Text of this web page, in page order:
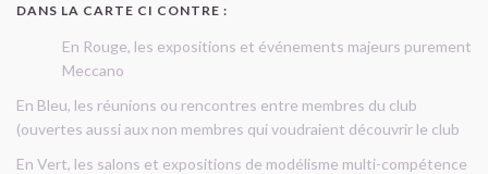
DANS LA CARTE CI CONTRE :
En Rouge, les expositions et événements majeurs purement
Meccano
En Bleu, les réunions ou rencontres entre membres du club
(ouvertes aussi aux non membres qui voudraient découvrir le club
En Vert, les salons et expositions de modélisme multi-compétence